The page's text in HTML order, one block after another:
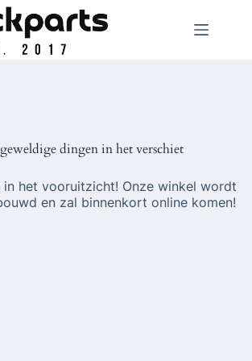
dingen in het verschiet
in het vooruitzicht! Onze winkel wordt
en zal binnenkort online komen!